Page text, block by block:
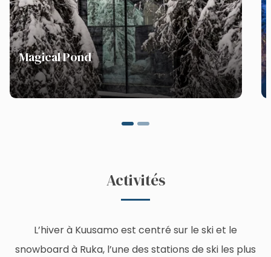
Magical Pond
Activités
L’hiver à Kuusamo est centré sur le ski et le
snowboard à Ruka, l’une des stations de ski les plus